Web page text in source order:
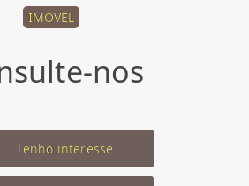
IMÓVEL
nos
Tenho interesse